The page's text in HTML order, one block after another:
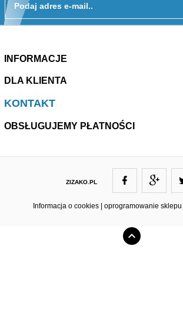
Podaj adres e-mail..
INFORMACJE
DLA KLIENTA
KONTAKT
OBSŁUGUJEMY PŁATNOŚCI
ZIZAKO.PL
Informacja o cookies oprogramowanie